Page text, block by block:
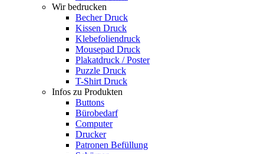
Wir bedrucken
Becher Druck
Kissen Druck
Klebefoliendruck
Mousepad Druck
Plakatdruck / Poster
Puzzle Druck
T-Shirt Druck
Infos zu Produkten
Buttons
Bürobedarf
Computer
Drucker
Patronen Befüllung